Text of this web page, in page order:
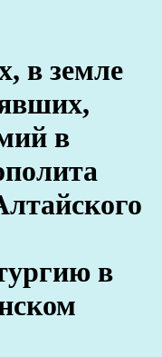
в земле
в
в